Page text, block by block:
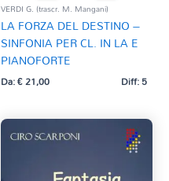
VERDI G. (trascr. M. Mangani)
LA FORZA DEL DESTINO –
SINFONIA PER CL. IN LA E
PIANOFORTE
Da:€21,00 Diff: 5